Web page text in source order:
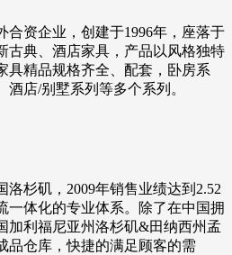
合资企业，创建于1996年，座落于
古典、酒店家具，产品以风格独特
具精品规格齐全、配套，卧房系
店/别墅系列等多个系列。
洛杉矶，2009年销售业绩达到2.52
一体化的专业体系。除了在中国拥
加利福尼亚州洛杉矶&田纳西州孟
品仓库，快捷的满足顾客的需